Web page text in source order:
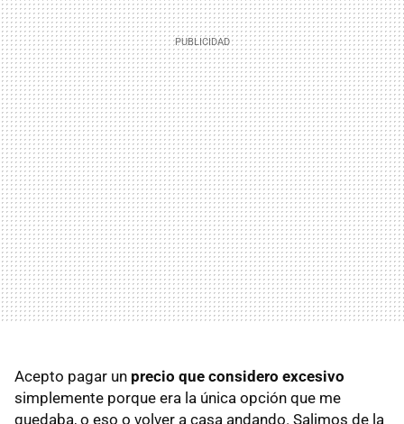
Acepto pagar un precio que considero excesivo
simplemente porque era la única opción que me
quedaba, o eso o volver a casa andando. Salimos de la